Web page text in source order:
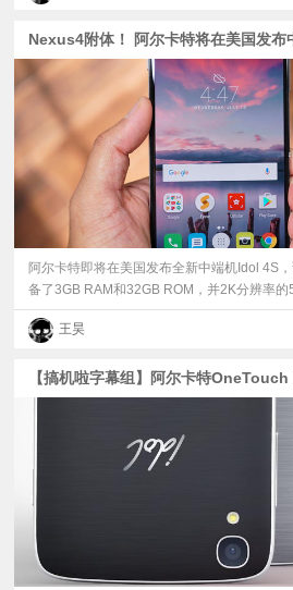
阿尔卡特即将在美国发布全新中端机Idol 4S
备了3GB RAM和32GB ROM，并2K分辨率的
王昊